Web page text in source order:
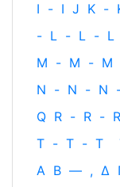
I - I J K -
- L - L - L
M - M - M
N - N - N
Q R - R - R
T - T - T
Α Β — , Δ